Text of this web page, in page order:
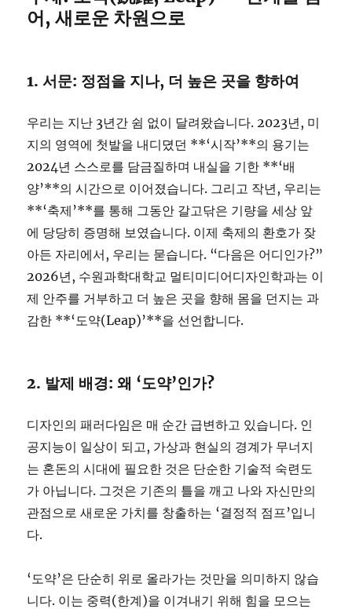
어, 새로운 차원으로
1. 서문: 정점을 지나, 더 높은 곳을 향하여
우리는 지난 3년간 쉼 없이 달려왔습니다. 2023년, 미
지의 영역에 첫발을 내디뎠던 **‘시작’**의 용기는
2024년 스스로를 담금질하며 내실을 기한 **‘배
양’**의 시간으로 이어졌습니다. 그리고 작년, 우리는
**‘축제’**를 통해 그동안 갈고닦은 기량을 세상 앞
에 당당히 증명해 보였습니다. 이제 축제의 환호가 잦
아든 자리에서, 우리는 묻습니다. “다음은 어디인가?”
2026년, 수원과학대학교 멀티미디어디자인학과는 이
제 안주를 거부하고 더 높은 곳을 향해 몸을 던지는 과
감한 **‘도약(Leap)’**을 선언합니다.
2. 발제 배경: 왜 ‘도약’인가?
디자인의 패러다임은 매 순간 급변하고 있습니다. 인
공지능이 일상이 되고, 가상과 현실의 경계가 무너지
는 혼돈의 시대에 필요한 것은 단순한 기술적 숙련도
가 아닙니다. 그것은 기존의 틀을 깨고 나와 자신만의
관점으로 새로운 가치를 창출하는 ‘결정적 점프’입니
다.
‘도약’은 단순히 위로 올라가는 것만을 의미하지 않습
니다. 이는 중력(한계)을 이겨내기 위해 힘을 모으는